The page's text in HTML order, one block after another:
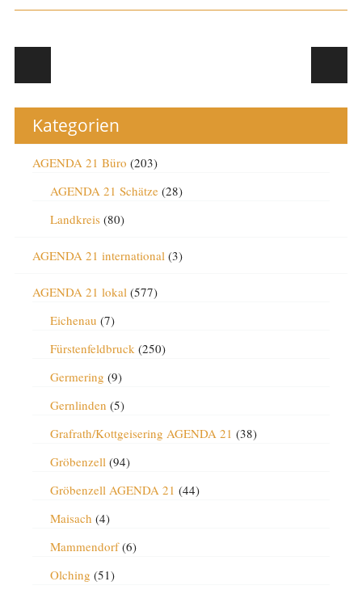
Post navigation
Kategorien
AGENDA 21 Büro (203)
AGENDA 21 Schätze(28)
Landkreis(80)
AGENDA 21 international(3)
AGENDA 21 lokal(577)
Eichenau (7)
Fürstenfeldbruck(250)
Germering (9)
Gernlinden (5)
Grafrath/Kottgeisering AGENDA 21 (38)
Gröbenzell(94)
Gröbenzell AGENDA 21 (44)
Maisach (4)
Mammendorf(6)
Olching (51)